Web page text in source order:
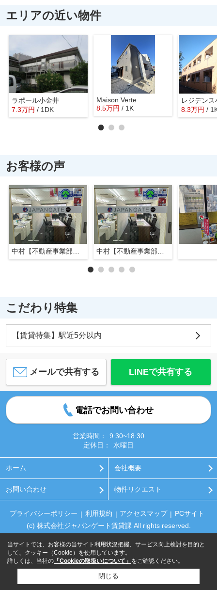
エリアの近い物件
ラポール小金井
7.3万円 / 1DK
Maison Verte
8.5万円 / 1K
レジデンス
8.3万円 /
お客様の声
こだわり特集
【賃貸特集】駅近5分以内
メールで共有する LINEで共有する
電話でお問い合わせ
営業時間：
9:30~18:30
定休日：
水曜日
ホーム 会社概要
お問い合わせ 物件リクエスト
プライバシーポリシー 利用規約 アクセスマップ
PCサイト
(c) 株式会社ジャパンゲート賃貸課 All rights reserved.
当サイトでは、お客様の当サイト利用状況把握、サービス向上検討を目的と
して、クッキー（Cookie）を使用しています。
詳しくは、当社の 「Cookieの取扱いについて」 をご確認ください。
閉じる